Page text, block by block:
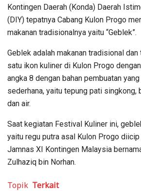
Kontingen Daerah (Konda) Daerah
(DIY) tepatnya Cabang Kulon Progo
makanan tradisionalnya yaitu “Geblek”.
Geblek adalah makanan tradisional
satu ikon kuliner di Kulon Progo
angka 8 dengan bahan pembuatan
sederhana, yaitu tepung pati singkong,
dan air.
Saat kegiatan Festival Kuliner ini,
yaitu regu putra asal Kulon Progo
Jamnas XI Kontingen Malaysia
Zulhaziq bin Norhan.
Topik Terkait